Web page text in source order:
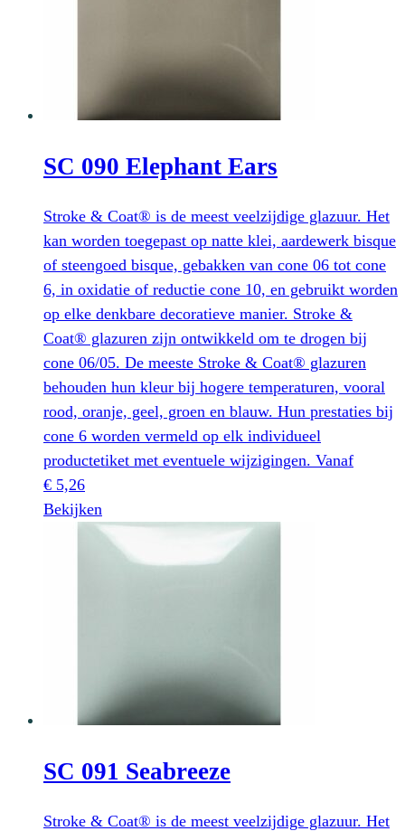
SC 090 Elephant Ears
Stroke & Coat® is de meest veelzijdige glazuur. Het
kan worden toegepast op natte klei, aardewerk bisque
of steengoed bisque, gebakken van cone 06 tot cone
6, in oxidatie of reductie cone 10, en gebruikt worden
op elke denkbare decoratieve manier. Stroke &
Coat® glazuren zijn ontwikkeld om te drogen bij
cone 06/05. De meeste Stroke & Coat® glazuren
behouden hun kleur bij hogere temperaturen, vooral
rood, oranje, geel, groen en blauw. Hun prestaties bij
cone 6 worden vermeld op elk individueel
productetiket met eventuele wijzigingen. Vanaf
€ 5,26
Bekijken
product
heeft
gekozen
worden
de
SC 091 Seabreeze
Stroke & Coat® is de meest veelzijdige glazuur. Het